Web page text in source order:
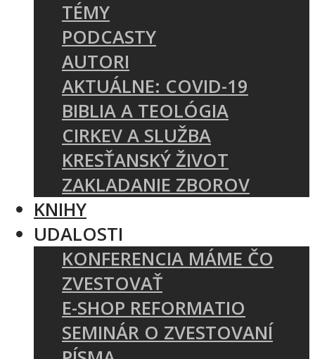
TÉMY
PODCASTY
AUTORI
AKTUÁLNE: COVID-19
BIBLIA A TEOLÓGIA
CIRKEV A SLUŽBA
KRESŤANSKÝ ŽIVOT
ZAKLADANIE ZBOROV
KNIHY
UDALOSTI
KONFERENCIA MÁME ČO
ZVESTOVAŤ
E-SHOP REFORMATIO
SEMINÁR O ZVESTOVANÍ